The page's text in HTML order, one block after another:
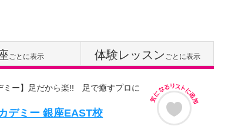
ごとに表示 体験レッスンごとに表示
ミー】足だから楽!! 足で癒すプロに
デミー 銀座EAST校